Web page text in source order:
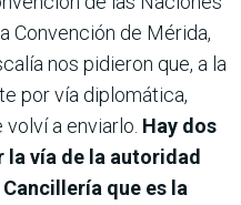
Convención de Mérida,
nos pidieron que, a la
por vía diplomática,
a enviarlo. Hay dos
vía de la autoridad
que es la